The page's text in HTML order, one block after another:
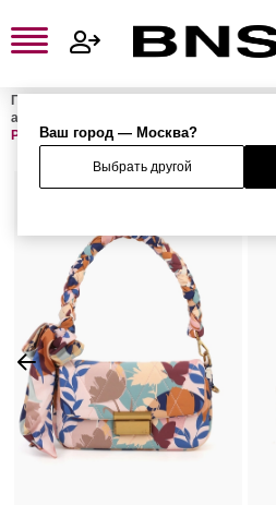
Ваш город — Москва?
Выбрать другой
Главная
аксессуары
PATTINA